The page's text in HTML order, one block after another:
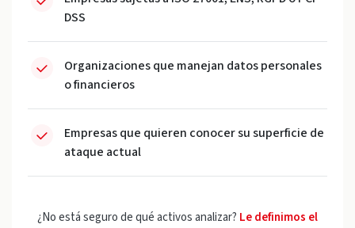
DSS
Organizaciones que manejan datos personales
o financieros
Empresas que quieren conocer su superficie de
ataque actual
¿No está seguro de qué activos analizar? Le definimos el